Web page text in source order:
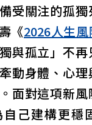
受關注的孤
《2026人生
與孤立」不
動身體、心
面對這項新
己建構更穩